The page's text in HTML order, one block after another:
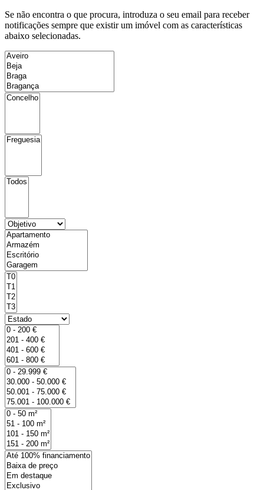
Se não encontra o que procura, introduza o seu email para receber
notificações sempre que existir um imóvel com as características
abaixo selecionadas.